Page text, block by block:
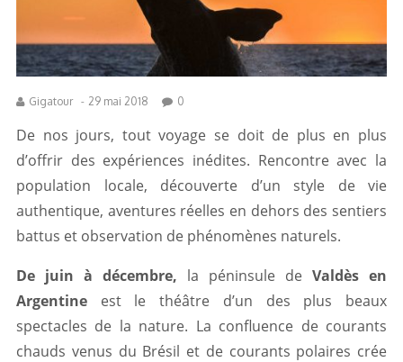
Gigatour - 29 mai 2018 0
De nos jours, tout voyage se doit de plus en plus
d’offrir des expériences inédites. Rencontre avec la
population locale, découverte d’un style de vie
authentique, aventures réelles en dehors des sentiers
battus et observation de phénomènes naturels.
De juin à décembre, la péninsule de Valdès en
Argentine est le théâtre d’un des plus beaux
spectacles de la nature. La confluence de courants
chauds venus du Brésil et de courants polaires crée